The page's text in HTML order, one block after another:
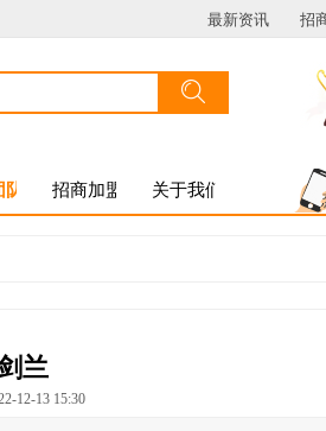
最新资讯 招
搜索
按钮文本
招商加盟 关于我们
兰
12-13 15:30